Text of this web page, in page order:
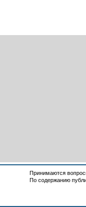
Принимаются
По содержанию